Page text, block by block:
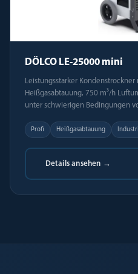
DÖLCO LE-25000 mini
Leistungsstarker
Heißgasabtauung, 750 m³/h
unter schwierigen Bedingungen
Profi Heißgasabtauung
Details ansehen →